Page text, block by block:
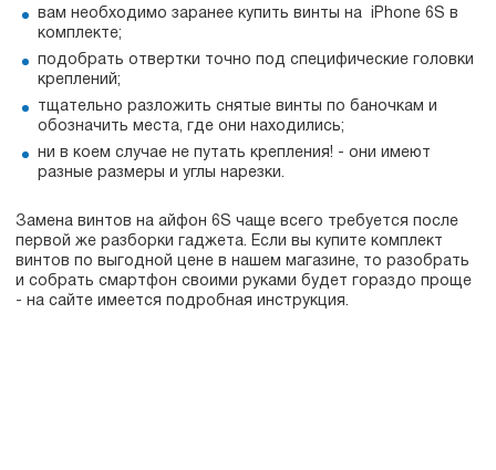
вам необходимо заранее купить винты на iPhone 6S в
комплекте;
подобрать отвертки точно под специфические головки
креплений;
тщательно разложить снятые винты по баночкам и
обозначить места, где они находились;
ни в коем случае не путать крепления! - они имеют
разные размеры и углы нарезки.
Замена винтов на айфон 6S чаще всего требуется после
первой же разборки гаджета. Если вы купите комплект
винтов по выгодной цене в нашем магазине, то разобрать
и собрать смартфон своими руками будет гораздо проще
- на сайте имеется подробная инструкция.